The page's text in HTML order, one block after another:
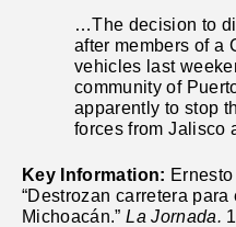
…The decision to
after members of a
vehicles last
community of
apparently to stop
forces from Jalisco
Key Information:
“Destrozan carretera
Michoacán.”La Jornada.